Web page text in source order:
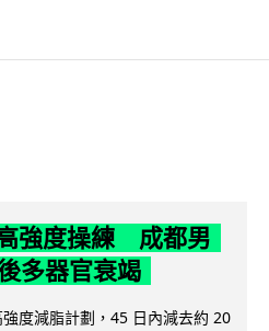
強度操練 成都男
多器官衰竭
度減脂計劃，45 日內減去約 20